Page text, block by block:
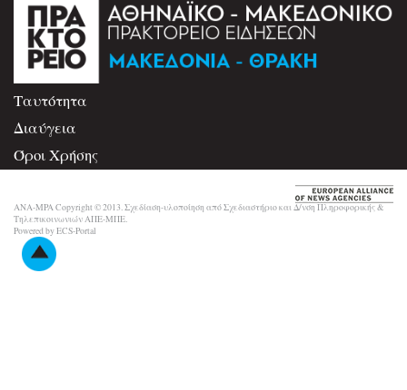
Ταυτότητα
Διαύγεια
Όροι Χρήσης
ANA-MPA Copyright © 2013. Σχεδίαση-υλοποίηση από Σχεδιαστήριο και Δ/νση Πληροφορικής &
Τηλεπικοινωνιών ΑΠΕ-ΜΠΕ.
Powered by ECS-Portal